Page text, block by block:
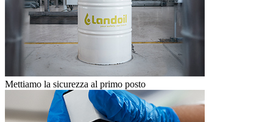
Mettiamo la sicurezza al primo posto